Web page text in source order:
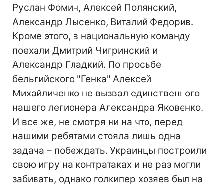
Руслан Фомин, Алексей Полянский,
Александр Лысенко, Виталий Федорив.
Кроме этого, в национальную команду
поехали Дмитрий Чигринский и
Александр Гладкий. По просьбе
бельгийского "Генка" Алексей
Михайличенко не вызвал единственного
нашего легионера Александра Яковенко.
И все же, не смотря ни на что, перед
нашими ребятами стояла лишь одна
задача – побеждать. Украинцы построили
свою игру на контратаках и не раз могли
забивать, однако голкипер хозяев был на